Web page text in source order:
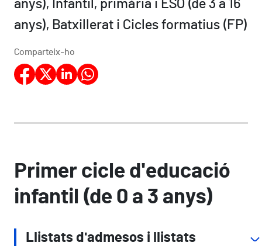
anys), Infantil, primària i ESO (de 3 a 16
anys), Batxillerat i Cicles formatius (FP)
Comparteix-ho
Primer cicle d'educació
infantil (de 0 a 3 anys)
Llistats d'admesos i llistats